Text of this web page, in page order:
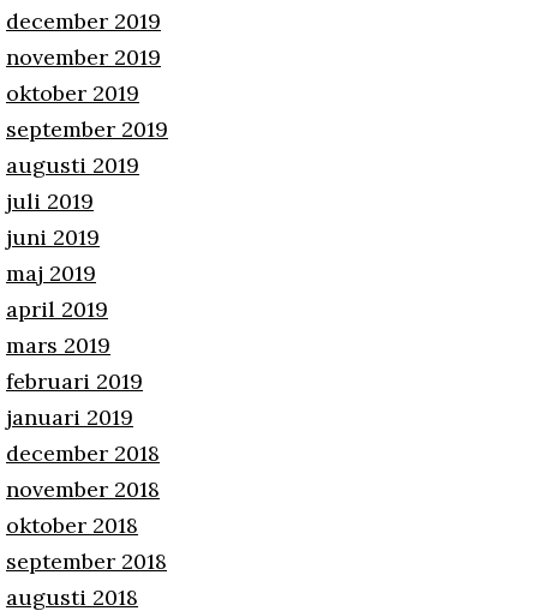
december 2019
november 2019
oktober 2019
september 2019
augusti 2019
juli 2019
juni 2019
maj 2019
april 2019
mars 2019
februari 2019
januari 2019
december 2018
november 2018
oktober 2018
september 2018
augusti 2018